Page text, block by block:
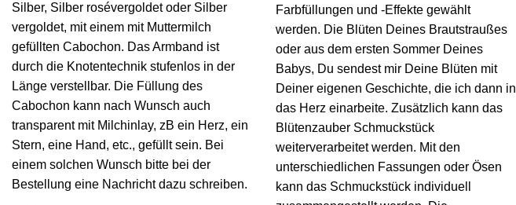
Silber, Silber rosévergoldet oder Silber
vergoldet, mit einem mit Muttermilch
gefüllten Cabochon. Das Armband ist
durch die Knotentechnik stufenlos in der
Länge verstellbar. Die Füllung des
Cabochon kann nach Wunsch auch
transparent mit Milchinlay, zB ein Herz, ein
Stern, eine Hand, etc., gefüllt sein. Bei
einem solchen Wunsch bitte bei der
Bestellung eine Nachricht dazu schreiben.
Farbfüllungen und -Effekte gewählt
werden. Die Blüten Deines Brautstraußes
oder aus dem ersten Sommer Deines
Babys, Du sendest mir Deine Blüten mit
Deiner eigenen Geschichte, die ich dann in
das Herz einarbeite. Zusätzlich kann das
Blütenzauber Schmuckstück
weiterverarbeitet werden. Mit den
unterschiedlichen Fassungen oder Ösen
kann das Schmuckstück individuell